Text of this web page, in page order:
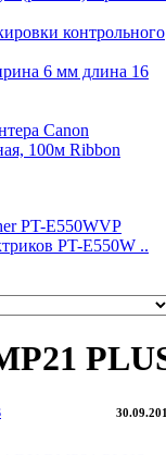
контрольного
6 мм длина 16
Canon
100м Ribbon
PT-E550W ..